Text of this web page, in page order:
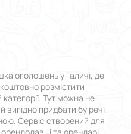
оголошень у Галичі, де
розмістити
Тут можна не
вигідно придбати бу речі
Сервіс створений для